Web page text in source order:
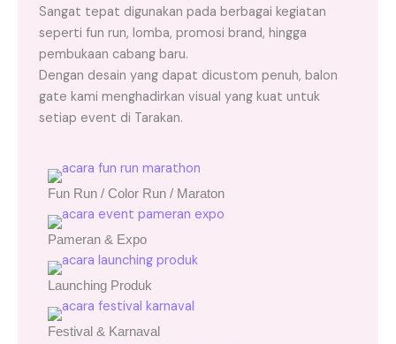
Sangat tepat digunakan pada berbagai kegiatan
seperti fun run, lomba, promosi brand, hingga
pembukaan cabang baru.
Dengan desain yang dapat dicustom penuh, balon
gate kami menghadirkan visual yang kuat untuk
setiap event di Tarakan.
Fun Run / Color Run / Maraton
Pameran & Expo
Launching Produk
Festival & Karnaval